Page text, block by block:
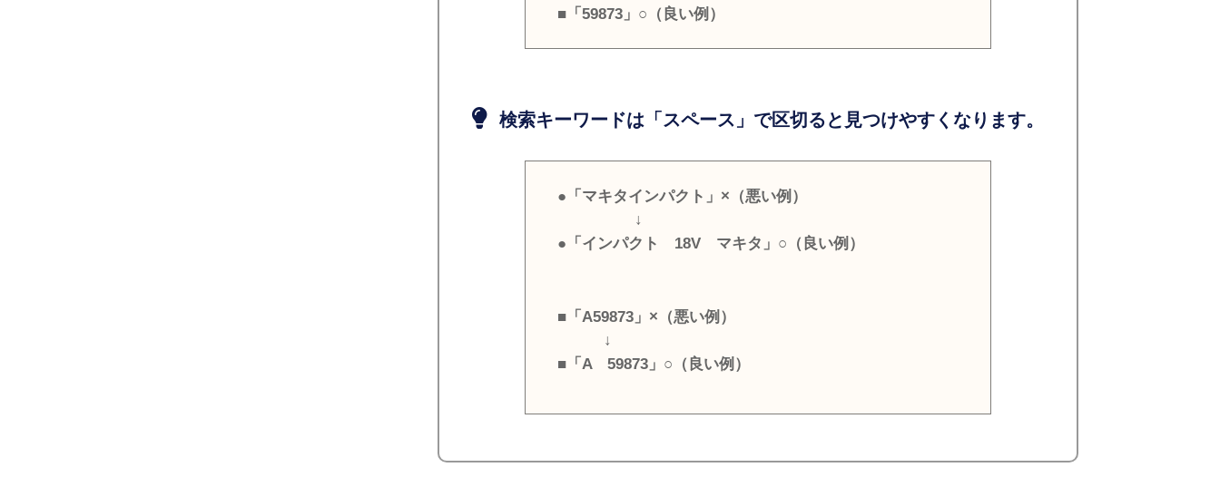
■「59873」○（良い例）
検索キーワードは「スペース」で区切ると見つけやすくなります。
●「マキタインパクト」×（悪い例）
↓
●「インパクト 18V マキタ」○（良い例）
■「A59873」×（悪い例）
↓
■「A 59873」○（良い例）